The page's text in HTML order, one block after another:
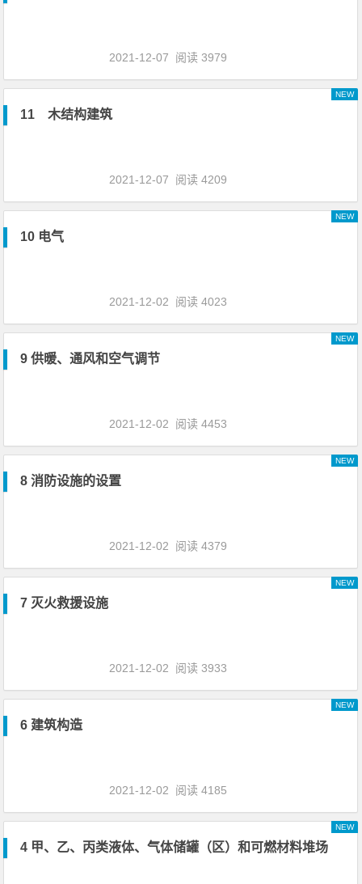
2021-12-07 阅读 3979
11 木结构建筑
NEW
2021-12-07 阅读 4209
10 电气
NEW
2021-12-02 阅读 4023
9 供暖、通风和空气调节
NEW
2021-12-02 阅读 4453
8 消防设施的设置
NEW
2021-12-02 阅读 4379
7 灭火救援设施
NEW
2021-12-02 阅读 3933
6 建筑构造
NEW
2021-12-02 阅读 4185
4 甲、乙、丙类液体、气体储罐（区）和可燃材料堆场
NEW